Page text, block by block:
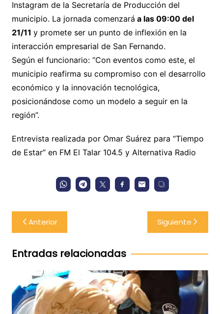
Instagram de la Secretaría de Producción del
municipio. La jornada comenzará a las 09:00 del
21/11 y promete ser un punto de inflexión en la
interacción empresarial de San Fernando.
Según el funcionario: “Con eventos como este, el
municipio reafirma su compromiso con el desarrollo
económico y la innovación tecnológica,
posicionándose como un modelo a seguir en la
región”.
Entrevista realizada por Omar Suárez para “Tiempo
de Estar” en FM El Talar 104.5 y Alternativa Radio
Navegación
de
entradas
Anterior Siguiente
Entradas relacionadas